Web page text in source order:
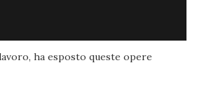
ha esposto queste opere